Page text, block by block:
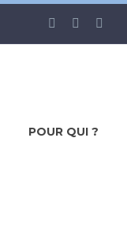
POUR QUI ?